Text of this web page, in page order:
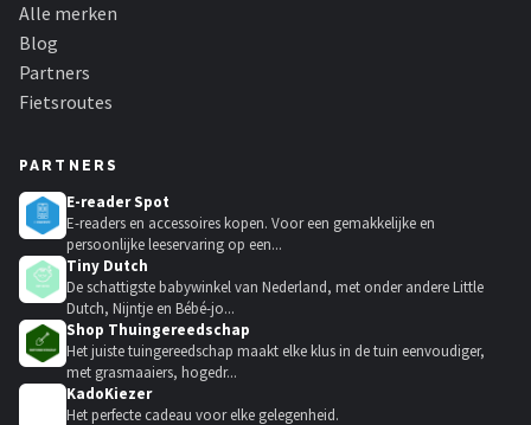
Alle merken
Blog
Partners
Fietsroutes
PARTNERS
E-reader Spot
E-readers en accessoires kopen. Voor een gemakkelijke en
persoonlijke leeservaring op een...
Tiny Dutch
De schattigste babywinkel van Nederland, met onder andere Little
Dutch, Nijntje en Bébé-jo...
Shop Thuingereedschap
Het juiste tuingereedschap maakt elke klus in de tuin eenvoudiger,
met grasmaaiers, hogedr...
KadoKiezer
Het perfecte cadeau voor elke gelegenheid.